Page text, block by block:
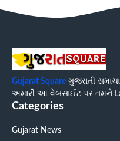
Gujarat Square ગુજરાતી
અમારી આ વેબસાઈટ પર તમને
Categories
Gujarat News